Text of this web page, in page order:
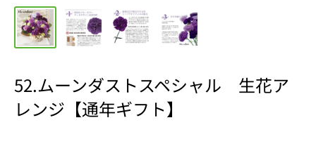
52.ムーンダストスペシャル 生花ア
レンジ【通年ギフト】